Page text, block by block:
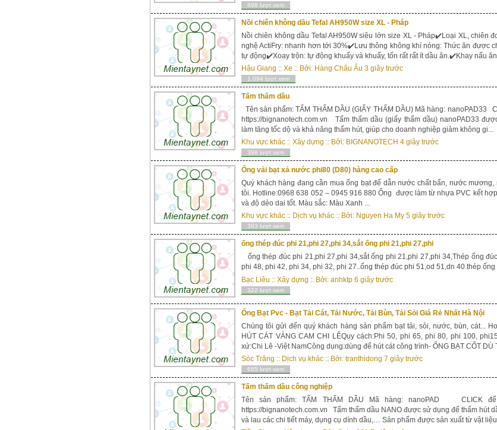
698 lượt xem
Nồi chiên không dầu Tefal AH950W size XL - Pháp
Nồi chiên không dầu Tefal AH950W siêu lớn size XL - Pháp✔️Loại XL, chiên
nghệ ActiFry: nhanh hơn tới 30%✔️Lưu thông không khí nóng: Thức ăn được
tự động✔️Xoay trộn: tự động khuấy và khuấy, tốn rất rất ít dầu ăn.✔️Khay nấu ăn
Hậu Giang :: Xe :: Bởi: Hàng Châu Âu 3 giây trước
1,094 lượt xem
Tấm thấm dầu
Tên sản phẩm: TẤM THẤM DẦU (GIẤY THẤM DẦU) Mã hàng: nanoPAD33
https://bignanotech.com.vn Tấm thấm dầu (giấy thấm dầu) nanoPAD33
làm tăng tốc dộ và khả năng thấm hút, giúp cho doanh nghiệp giảm không gi...
Khu vực khác :: Xây dựng :: Bởi: BIGNANOTECH 4 giây trước
398 lượt xem
Ống vải bạt xả nước phi80 (D80) hàng cao cấp
Quý khách hàng đang cần mua ống bạt để dẫn nước chất bẩn, nước
tôi. Hotline:0968 638 052 – 0945 916 880 Ống được làm từ nhựa PVC kết
và độ dẻo dai tốt. Màu sắc: Màu Xanh ...
Khu vực khác :: Dịch vụ khác :: Bởi: Nguyen Ha My 5 giây trước
363 lượt xem
ống thép đúc phi 21,phi 27,phi 34,sắt ống phi 21,phi 27,phi
ống thép đúc phi 21,phi 27,phi 34,sắt ống phi 21,phi 27,phi 34,Thép ống
phi 48, phi 42, phi 34, phi 32, phi 27..ống thép đúc phi 51,od 51,dn 40.thép
Bạc Liêu :: Xây dựng :: Bởi: anhktp 6 giây trước
322 lượt xem
Ống Bạt Pvc - Bạt Tải Cát, Tải Nước, Tải Bùn, Tải Sỏi Giá Rẻ Nhất Hà Nội
Chúng tôi gửi đến quý khách hàng sản phẩm bạt tải, sỏi, nước, bùn, cát...
HÚT CÁT VÀNG CAM CHI LÊQuy cách:Phi 50, phi 65, phi 80, phi 100,
xứ:Chi Lê -Việt NamCông dụng:dùng để hút cát công trình- ỐNG BẠT CỐT DÙ
Sóc Trăng :: Dịch vụ khác :: Bởi: tranthidong 7 giây trước
665 lượt xem
Tấm thấm dầu công nghiệp
Tên sản phẩm: TẤM THẤM DẦU Mã hàng: nanoPAD CLICK
https://bignanotech.com.vn Tấm thấm dầu NANO được sử dụng để thấm hút
và lau các chi tiết máy, dụng cụ dính dầu,… Sản phẩm được sản xuất từ vật